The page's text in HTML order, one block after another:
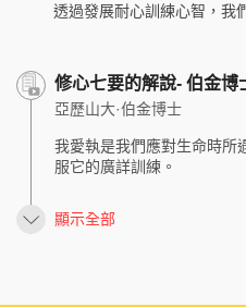
透過發展耐心訓練心智，我
修心七要的解說- 伯金博
亞歷山大·伯金博士
我愛執是我們應對生命時所
服它的廣詳訓練。
顯示全部